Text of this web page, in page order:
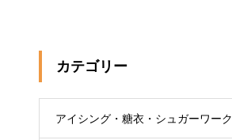
カテゴリー
アイシング・糖衣・シュガーワーク